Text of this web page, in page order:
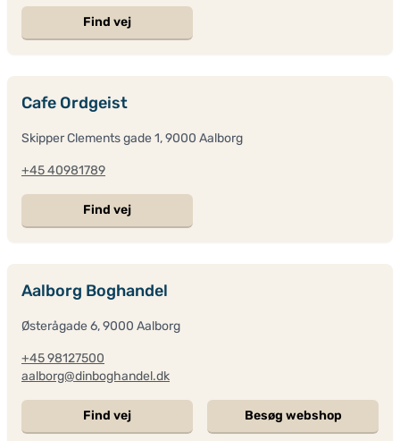
Find vej
Cafe Ordgeist
Skipper Clements gade 1, 9000 Aalborg
+45 40981789
Find vej
Aalborg Boghandel
Østerågade 6, 9000 Aalborg
+45 98127500
aalborg@dinboghandel.dk
Find vej Besøg webshop